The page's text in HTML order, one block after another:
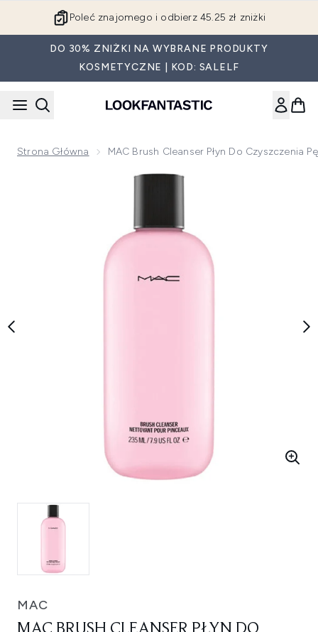
Poleć znajomego i odbierz 45.25 zł zniżki
DO 30% ZNIŻKI NA WYBRANE PRODUKTY
KOSMETYCZNE | KOD: SALELF
Strona Główna MAC Brush Cleanser Płyn Do Czyszczenia
Now showing image 1 MAC Brush Cleanser płyn do
MAC